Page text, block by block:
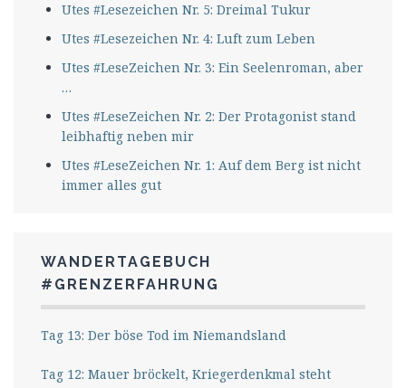
Utes #Lesezeichen Nr. 5: Dreimal Tukur
Utes #Lesezeichen Nr. 4: Luft zum Leben
Utes #LeseZeichen Nr. 3: Ein Seelenroman, aber
…
Utes #LeseZeichen Nr. 2: Der Protagonist stand
leibhaftig neben mir
Utes #LeseZeichen Nr. 1: Auf dem Berg ist nicht
immer alles gut
WANDERTAGEBUCH
#GRENZERFAHRUNG
Tag 13: Der böse Tod im Niemandsland
Tag 12: Mauer bröckelt, Kriegerdenkmal steht